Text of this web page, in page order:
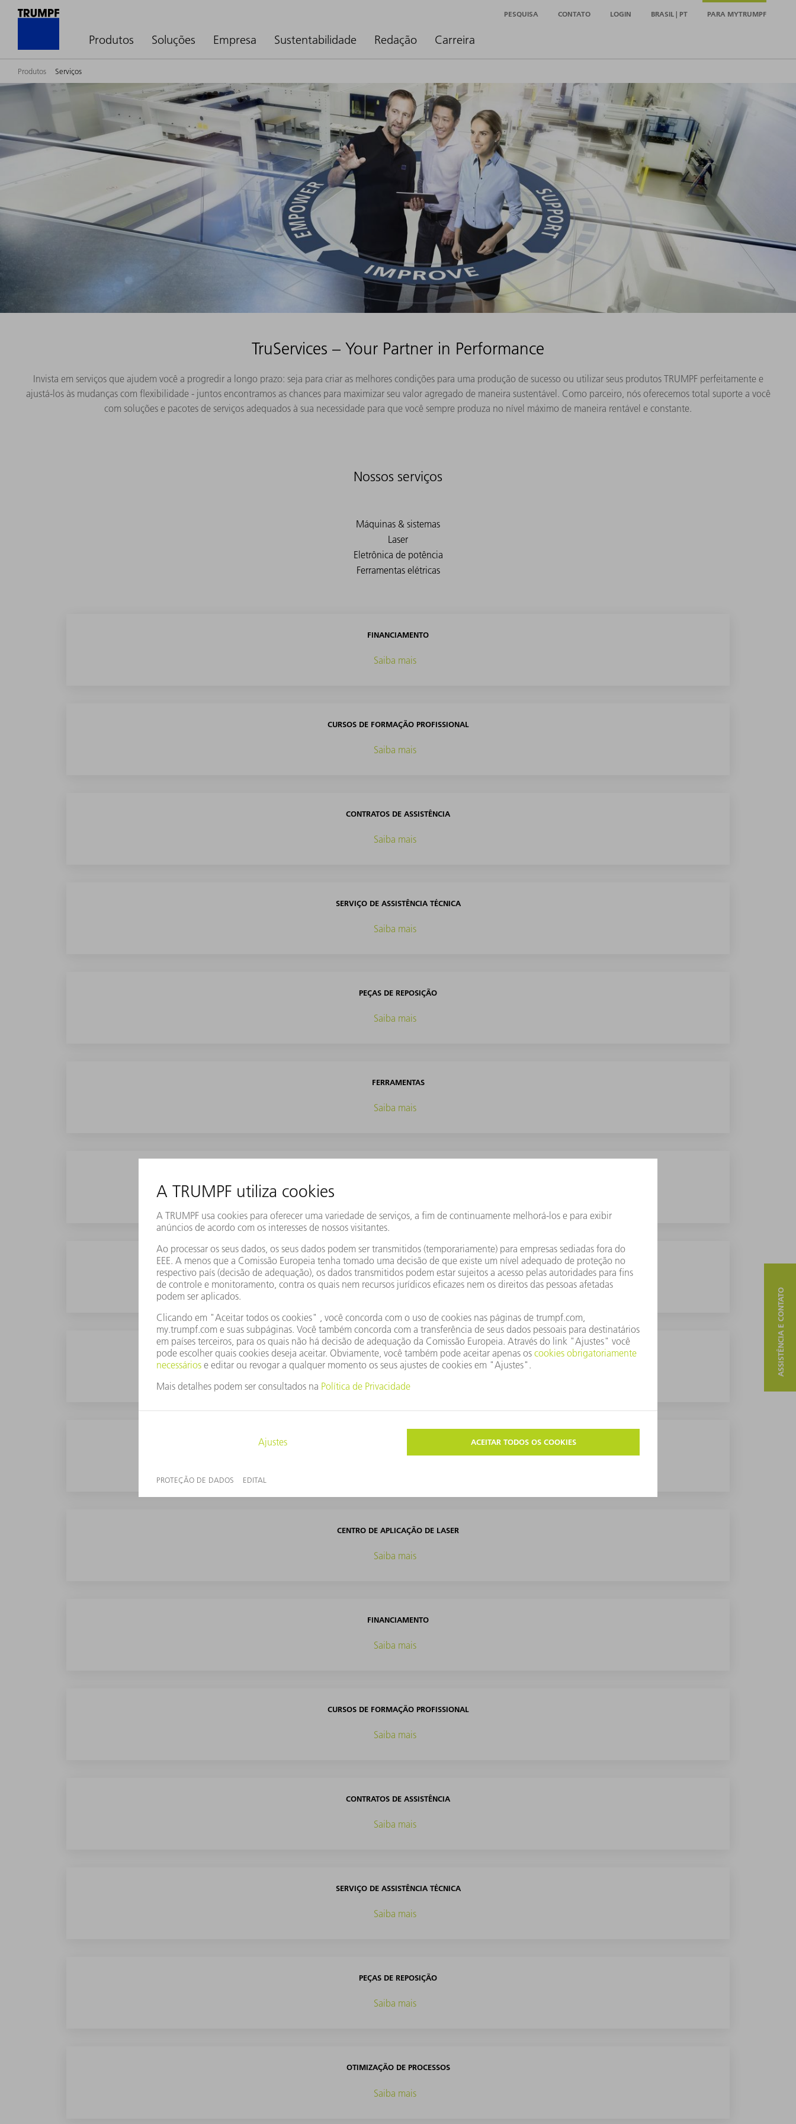
Produtos Soluções Empresa Sustentabilidade Redação Carreira
PESQUISA CONTATO LOGIN BRASIL | PT PARA MYTRUMPF
Produtos Serviços
TruServices – Your Partner in Performance
Invista em serviços que ajudem você a progredir a longo prazo: seja para criar as melhores condições para uma produção de sucesso ou utilizar seus produtos TRUMPF perfeitamente e
ajustá-los às mudanças com flexibilidade - juntos encontramos as chances para maximizar seu valor agregado de maneira sustentável. Como parceiro, nós oferecemos total suporte a você
com soluções e pacotes de serviços adequados à sua necessidade para que você sempre produza no nível máximo de maneira rentável e constante.
Nossos serviços
FINANCIAMENTO
Saiba mais
CURSOS DE FORMAÇÃO PROFISSIONAL
Saiba mais
CONTRATOS DE ASSISTÊNCIA
Saiba mais
SERVIÇO DE ASSISTÊNCIA TÉCNICA
Saiba mais
PEÇAS DE REPOSIÇÃO
Saiba mais
FERRAMENTAS
Saiba mais
MONITORAMENTO & ANÁLISE
Saiba mais
AMPLIAÇÕES DE FUNÇÕES
CENTRO DE APLICAÇÃO DE LASER
Saiba mais
FINANCIAMENTO
Saiba mais
CURSOS DE FORMAÇÃO PROFISSIONAL
Saiba mais
CONTRATOS DE ASSISTÊNCIA
Saiba mais
SERVIÇO DE ASSISTÊNCIA TÉCNICA
Saiba mais
PEÇAS DE REPOSIÇÃO
Saiba mais
OTIMIZAÇÃO DE PROCESSOS
Saiba mais
ASSISTÊNCIA E CONTATO